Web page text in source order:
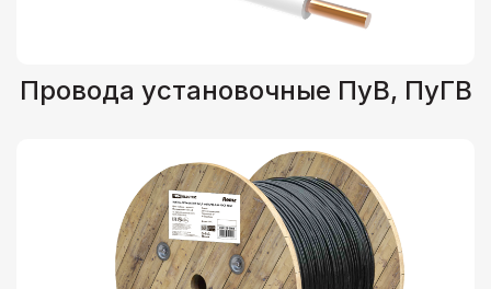
Провода установочные ПуВ, ПуГВ